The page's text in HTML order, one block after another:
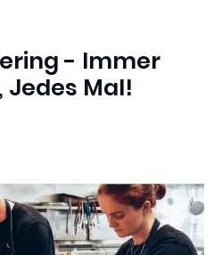
- Immer
Jedes Mal!